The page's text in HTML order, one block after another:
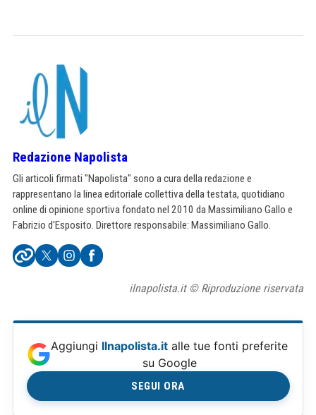
Redazione Napolista
Gli articoli firmati "Napolista" sono a cura della redazione e
rappresentano la linea editoriale collettiva della testata, quotidiano
online di opinione sportiva fondato nel 2010 da Massimiliano Gallo e
Fabrizio d'Esposito. Direttore responsabile: Massimiliano Gallo.
ilnapolista.it © Riproduzione riservata
Aggiungi Ilnapolista.it alle tue fonti preferite
su Google
SEGUI ORA